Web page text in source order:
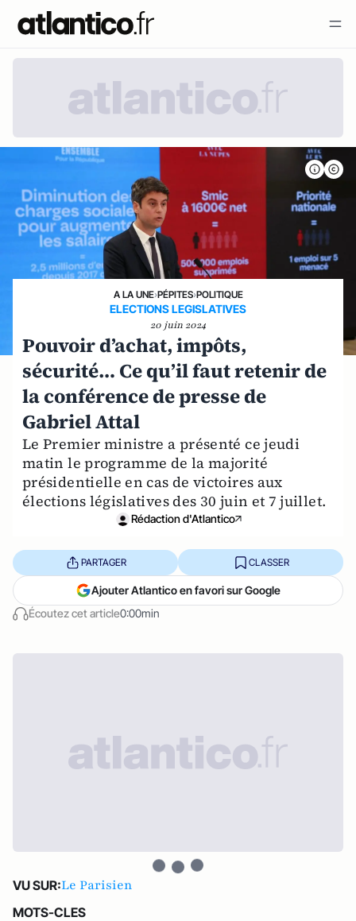
A LA UNE›PÉPITES›POLITIQUE
ELECTIONS LEGISLATIVES
20 juin 2024
Pouvoir d’achat, impôts,
sécurité… Ce qu’il faut retenir de
la conférence de presse de
Gabriel Attal
Le Premier ministre a présenté ce jeudi
matin le programme de la majorité
présidentielle en cas de victoires aux
élections législatives des 30 juin et 7 juillet.
Rédaction d'Atlantico
Écoutez cet article0:00min
PARTAGER CLASSER
Ajouter Atlantico en favori sur Google
VU SUR:Le Parisien
MOTS-CLES